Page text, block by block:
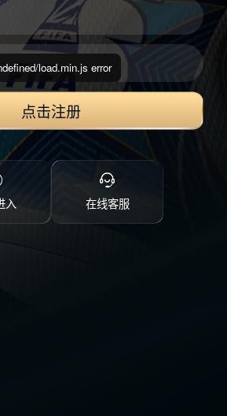
点击注册
入 在线客服
load.min.js error